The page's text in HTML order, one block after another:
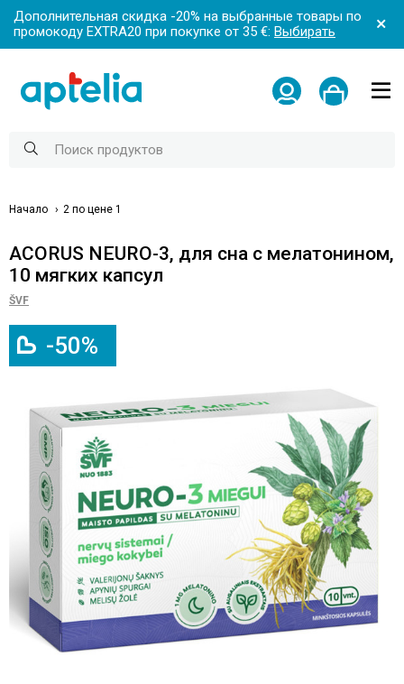
Дополнительная скидка -20% на выбранные товары по
промокоду EXTRA20 при покупке от 35 €: Выбирать
Начало 2 по цене 1
ACORUS NEURO-3, для сна с мелатонином,
10 мягких капсул
ŠVF
-50%